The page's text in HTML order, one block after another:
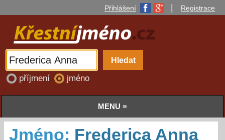
Přihlášení Registrace
příjmení jméno
MENU ≡
Jméno: Frederica Anna